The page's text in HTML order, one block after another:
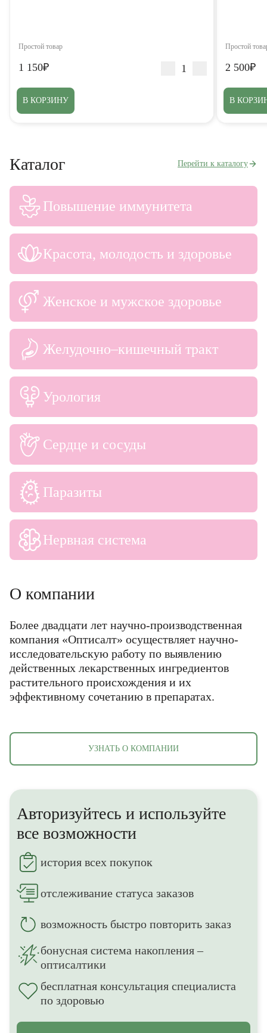
Простой товар
1 150₽
В КОРЗИНУ
Простой
2 500₽
В
Каталог Перейти к каталогу
Повышение иммунитета
Красота, молодость и здоровье
Женское и мужское здоровье
Желудочно–кишечный тракт
Урология
Сердце и сосуды
Паразиты
Нервная система
О компании
Более двадцати лет научно-производственная
компания «Оптисалт» осуществляет научно-
исследовательскую работу по выявлению
действенных лекарственных ингредиентов
растительного происхождения и их
эффективному сочетанию в препаратах.
УЗНАТЬ О КОМПАНИИ
Воспроизвести
Авторизуйтесь и используйте
все возможности
история всех покупок
отслеживание статуса заказов
возможность быстро повторить заказ
бонусная система накопления –
оптисалтики
бесплатная консультация специалиста
по здоровью